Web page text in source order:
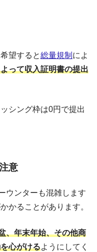
望すると総量規制 によ
って収入証明書の提出
シング枠は0円で提出
意
ウンターも混雑します
かることがあります。
、年末年始、その他商
心がけるようにしてく